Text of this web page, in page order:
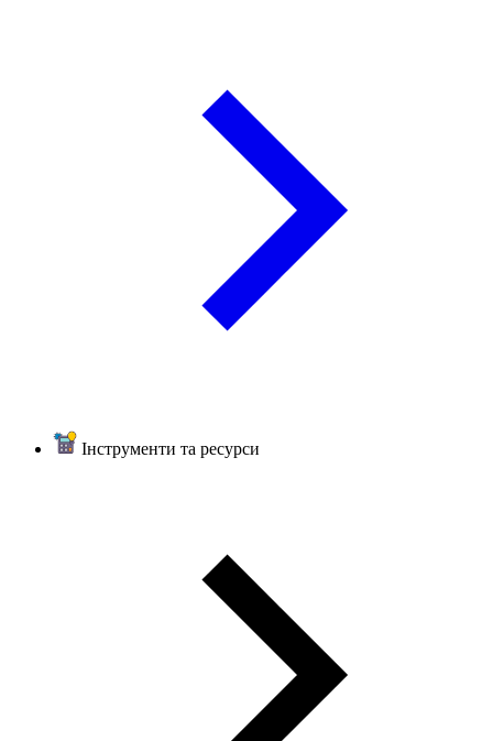
Інструменти та ресурси